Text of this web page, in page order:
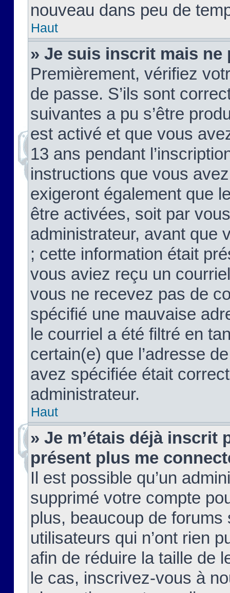
nouveau dans peu de
Haut
» Je suis inscrit mais ne
Premièrement, vérifiez
de passe. S’ils sont
suivantes a pu s’être
est activé et que vous
13 ans pendant
instructions que vous
exigeront également que
être activées, soit par
administrateur, avant que
; cette information était
vous aviez reçu un
vous ne recevez pas de
spécifié une mauvaise
le courriel a été filtré en
certain(e) que l’adresse
avez spécifiée était
administrateur.
Haut
» Je m’étais déjà inscrit
présent plus me
Il est possible qu’un
supprimé votre compte
plus, beaucoup de
utilisateurs qui n’ont rien
afin de réduire la taille de
le cas, inscrivez-vous à